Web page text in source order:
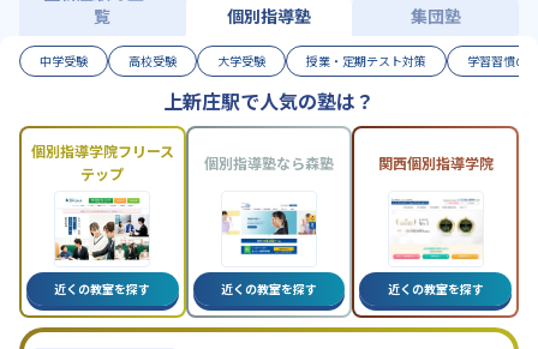
覧
個別指導塾 集団塾
中学受験 高校受験 大学受験 授業・定期テスト対策 学習習慣の
上新庄駅で人気の塾は？
個別指導学院フリース
テップ
近くの教室を探す
個別指導塾なら森塾
近くの教室を探す
関西個別指導学院
近くの教室を探す